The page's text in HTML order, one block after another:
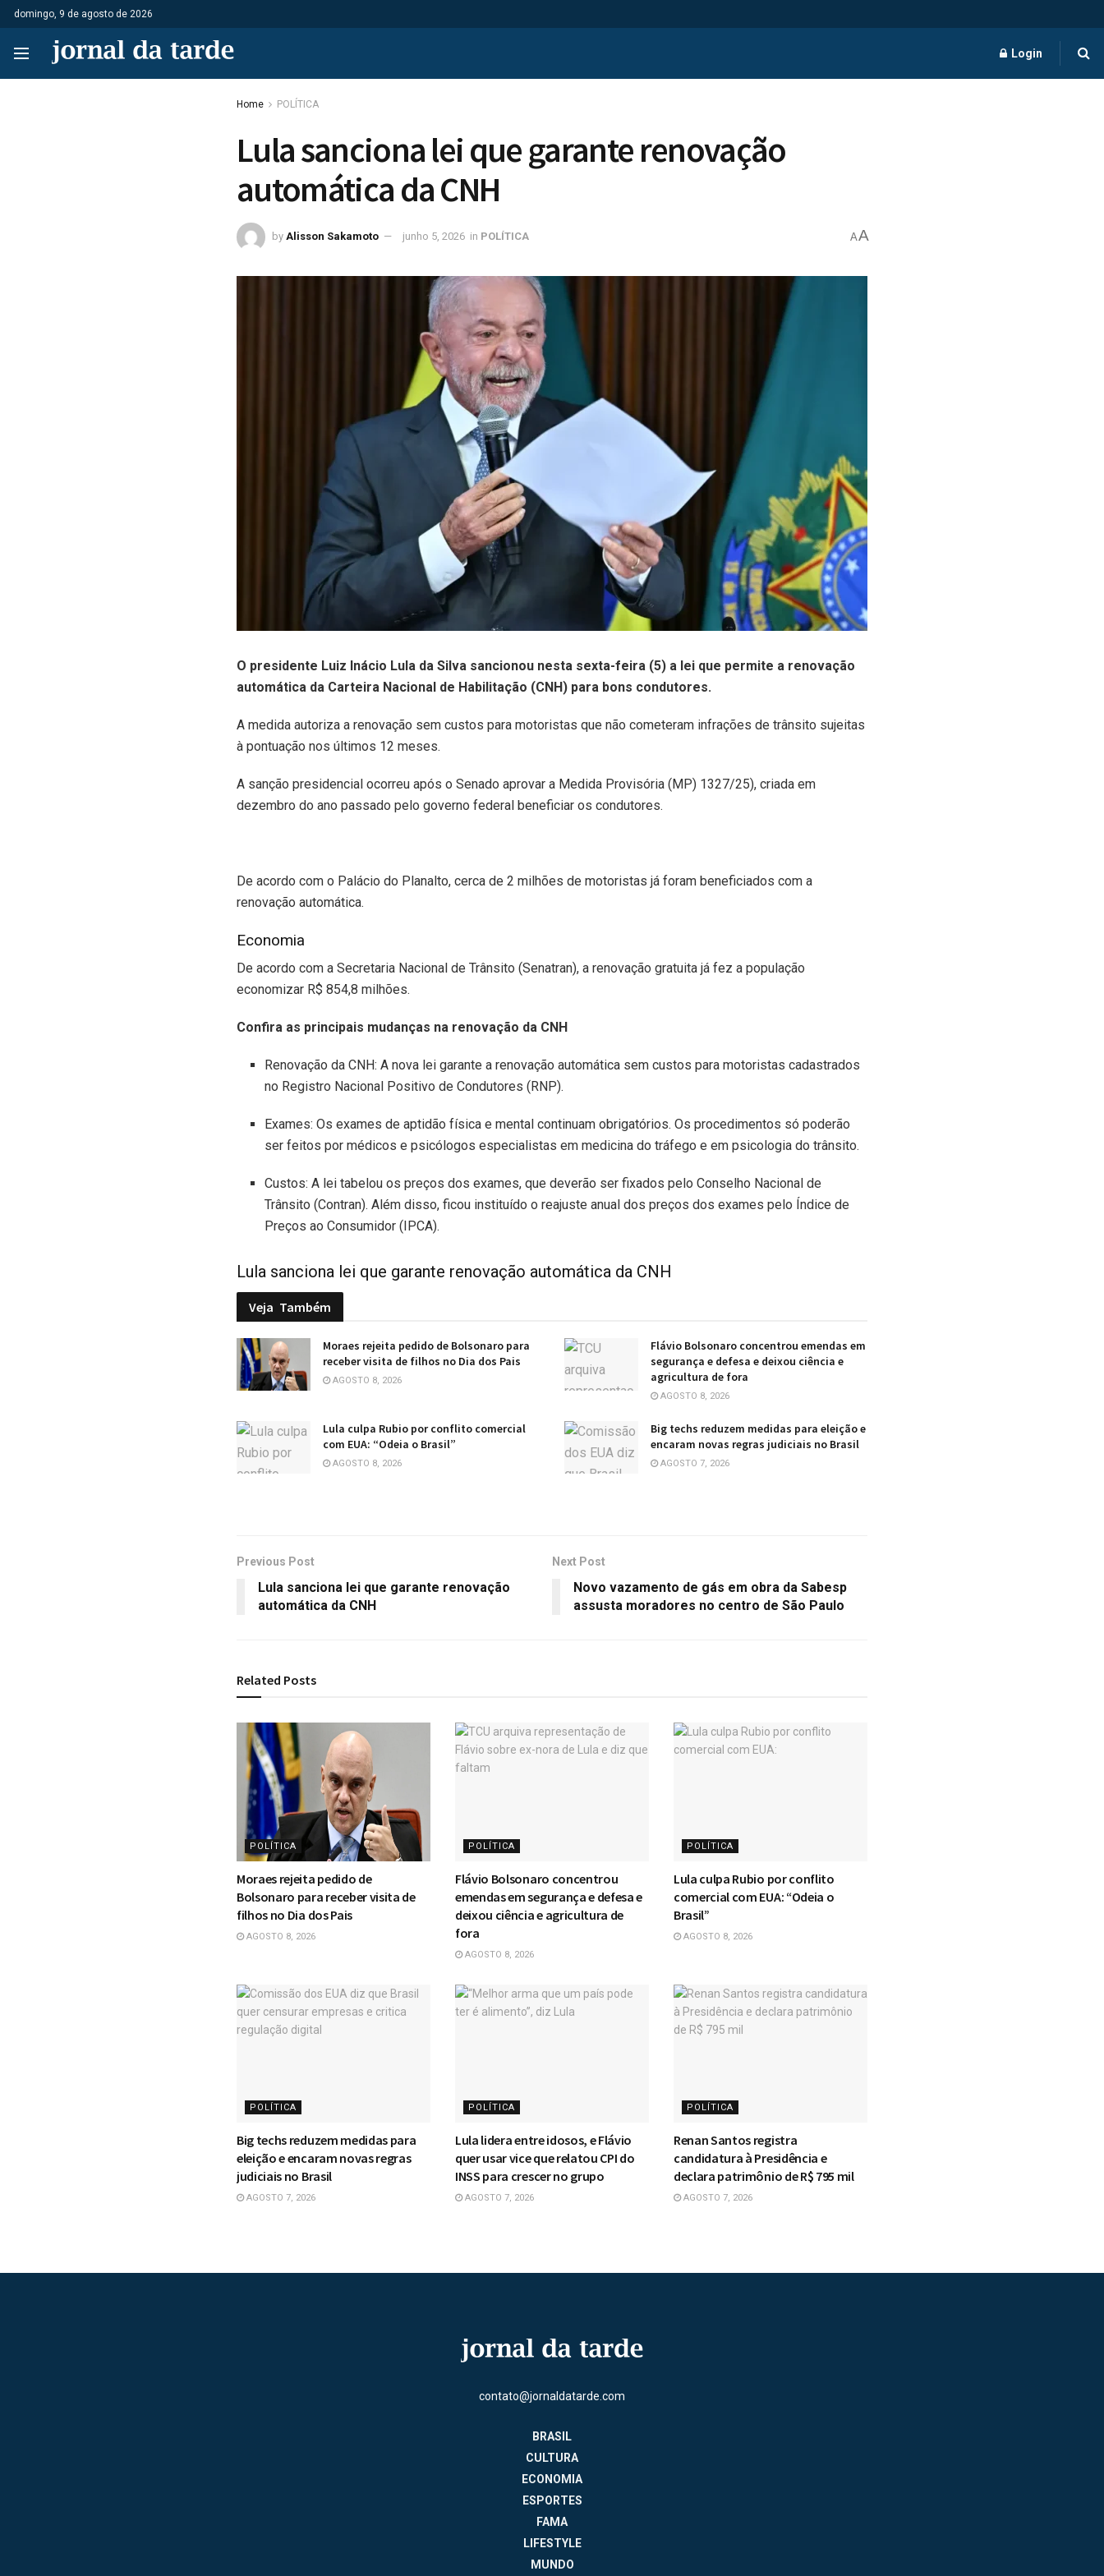
domingo, 9 de agosto de 2026
Login
Home POLÍTICA
Lula sanciona lei que garante renovação
automática da CNH
by Alisson Sakamoto junho 5, 2026 in POLÍTICA AA
O presidente Luiz Inácio Lula da Silva sancionou nesta sexta-feira (5) a lei que permite a renovação
automática da Carteira Nacional de Habilitação (CNH) para bons condutores.
A medida autoriza a renovação sem custos para motoristas que não cometeram infrações de trânsito sujeitas
à pontuação nos últimos 12 meses.
A sanção presidencial ocorreu após o Senado aprovar a Medida Provisória (MP) 1327/25), criada em
dezembro do ano passado pelo governo federal beneficiar os condutores.
De acordo com o Palácio do Planalto, cerca de 2 milhões de motoristas já foram beneficiados com a
renovação automática.
Economia
De acordo com a Secretaria Nacional de Trânsito (Senatran), a renovação gratuita já fez a população
economizar R$ 854,8 milhões.
Confira as principais mudanças na renovação da CNH
Renovação da CNH: A nova lei garante a renovação automática sem custos para motoristas cadastrados
no Registro Nacional Positivo de Condutores (RNP).
Exames: Os exames de aptidão física e mental continuam obrigatórios. Os procedimentos só poderão
ser feitos por médicos e psicólogos especialistas em medicina do tráfego e em psicologia do trânsito.
Custos: A lei tabelou os preços dos exames, que deverão ser fixados pelo Conselho Nacional de
Trânsito (Contran). Além disso, ficou instituído o reajuste anual dos preços dos exames pelo Índice de
Preços ao Consumidor (IPCA).
Lula sanciona lei que garante renovação automática da CNH
Veja Também
Moraes rejeita pedido de Bolsonaro para
receber visita de filhos no Dia dos Pais
AGOSTO 8, 2026
Flávio Bolsonaro concentrou emendas em
segurança e defesa e deixou ciência e
agricultura de fora
AGOSTO 8, 2026
Lula culpa Rubio por conflito comercial
com EUA: “Odeia o Brasil”
AGOSTO 8, 2026
Big techs reduzem medidas para eleição e
encaram novas regras judiciais no Brasil
AGOSTO 7, 2026
Previous Post
Lula sanciona lei que garante renovação
automática da CNH
Next Post
Novo vazamento de gás em obra da Sabesp
assusta moradores no centro de São Paulo
Related Posts
POLÍTICA
Moraes rejeita pedido de
Bolsonaro para receber visita de
filhos no Dia dos Pais
AGOSTO 8, 2026
POLÍTICA
Flávio Bolsonaro concentrou
emendas em segurança e defesa e
deixou ciência e agricultura de
fora
AGOSTO 8, 2026
POLÍTICA
Lula culpa Rubio por conflito
comercial com EUA: “Odeia o
Brasil”
AGOSTO 8, 2026
POLÍTICA
Big techs reduzem medidas para
eleição e encaram novas regras
judiciais no Brasil
AGOSTO 7, 2026
POLÍTICA
Lula lidera entre idosos, e Flávio
quer usar vice que relatou CPI do
INSS para crescer no grupo
AGOSTO 7, 2026
POLÍTICA
Renan Santos registra
candidatura à Presidência e
declara patrimônio de R$ 795 mil
AGOSTO 7, 2026
contato@jornaldatarde.com
BRASIL
CULTURA
ECONOMIA
ESPORTES
FAMA
LIFESTYLE
MUNDO